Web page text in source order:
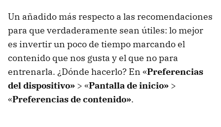
Un añadido más respecto a las recomendaciones
para que verdaderamente sean útiles: lo mejor
es invertir un poco de tiempo marcando el
contenido que nos gusta y el que no para
entrenarla. ¿Dónde hacerlo? En «Preferencias
del dispositivo» > «Pantalla de inicio» >
«Preferencias de contenido».